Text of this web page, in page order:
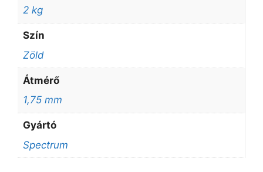
2 kg
Szín
Zöld
Átmérő
1,75 mm
Gyártó
Spectrum